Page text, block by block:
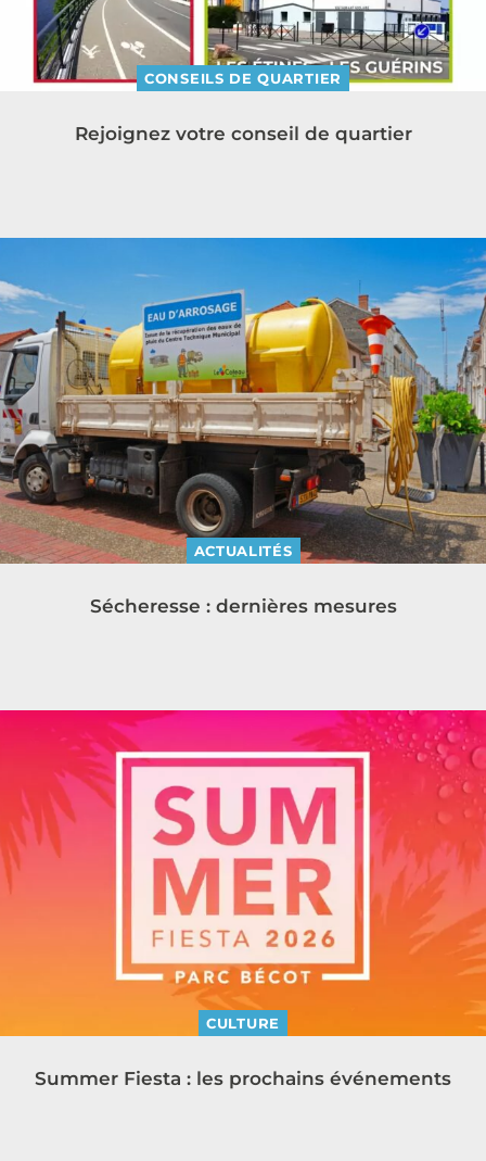
CONSEILS DE QUARTIER
Rejoignez votre conseil de quartier
ACTUALITÉS
Sécheresse : dernières mesures
CULTURE
Summer Fiesta : les prochains événements